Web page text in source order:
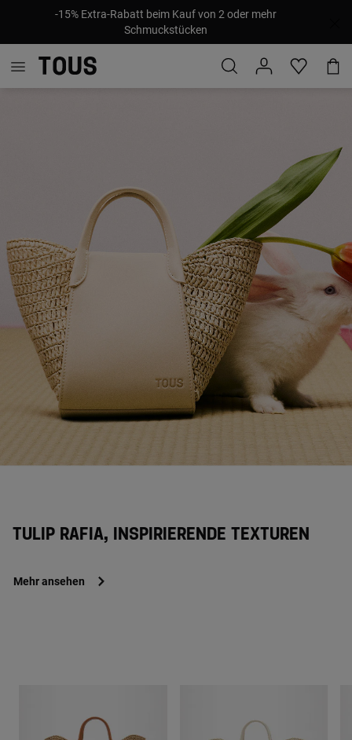
-15% Extra-Rabatt beim Kauf von 2 oder mehr
Schmuckstücken
TULIP RAFIA, INSPIRIERENDE TEXTUREN
Mehr ansehen